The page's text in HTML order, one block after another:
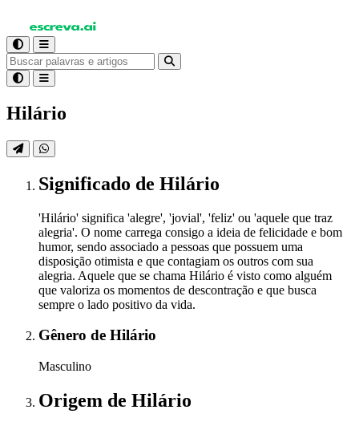
Hilário
Significado de Hilário
'Hilário' significa 'alegre', 'jovial', 'feliz' ou 'aquele que traz
alegria'. O nome carrega consigo a ideia de felicidade e bom
humor, sendo associado a pessoas que possuem uma
disposição otimista e que contagiam os outros com sua
alegria. Aquele que se chama Hilário é visto como alguém
que valoriza os momentos de descontração e que busca
sempre o lado positivo da vida.
Gênero de Hilário
Masculino
Origem de Hilário